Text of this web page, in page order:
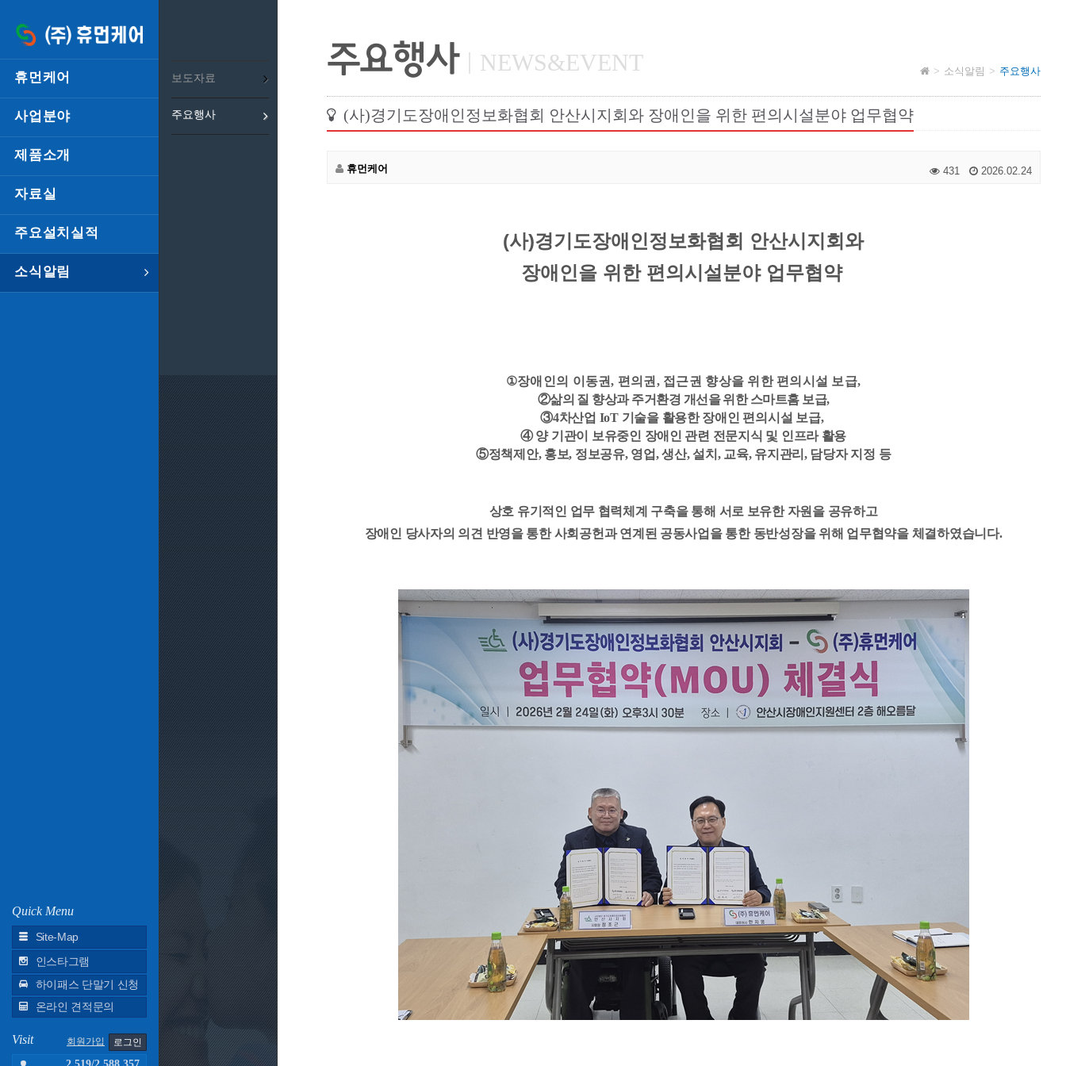
휴먼케어
사업분야
제품소개
자료실
주요설치실적
소식알림
Quick Menu
Site-Map
인스타그램
하이패스 단말기 신청
온라인 견적문의
Visit 로그인
회원가입
보도자료
주요행사
주요행사 NEWS&EVENT 소식알림 주요행사
(사)경기도장애인정보화협회 안산시지회와 장애인을 위한 편의시설분야 업무협약
휴먼케어 431 2026.02.24
(사)경기도장애인정보화협회 안산시지회와
장애인을 위한 편의시설분야 업무협약
①장애인의 이동권, 편의권, 접근권 향상을 위한 편의시설 보급,
②삶의 질 향상과 주거환경 개선을 위한 스마트홈 보급,
③4차산업 IoT 기술을 활용한 장애인 편의시설 보급,
④ 양 기관이 보유중인 장애인 관련 전문지식 및 인프라 활용
⑤정책제안, 홍보, 정보공유, 영업, 생산, 설치, 교육, 유지관리, 담당자 지정 등
상호 유기적인 업무 협력체계 구축을 통해 서로 보유한 자원을 공유하고
장애인 당사자의 의견 반영을 통한 사회공헌과 연계된 공동사업을 통한 동반성장을 위해 업무협약을 체결하였습니다.